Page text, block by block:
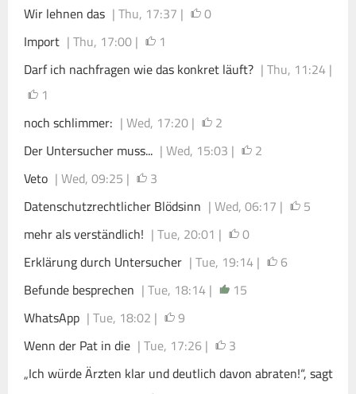
Wir lehnen das | Thu, 17:37 |
0
Import | Thu, 17:00 |
1
Darf ich nachfragen wie das konkret läuft? | Thu, 11:24 |
1
noch schlimmer: | Wed, 17:20 |
2
Der Untersucher muss... | Wed, 15:03 |
2
Veto | Wed, 09:25 |
3
Datenschutzrechtlicher Blödsinn | Wed, 06:17 |
5
mehr als verständlich! | Tue, 20:01 |
0
Erklärung durch Untersucher | Tue, 19:14 |
6
Befunde besprechen | Tue, 18:14 |
15
WhatsApp | Tue, 18:02 |
9
Wenn der Pat in die | Tue, 17:26 |
3
„Ich würde Ärzten klar und deutlich davon abraten!“, sagt